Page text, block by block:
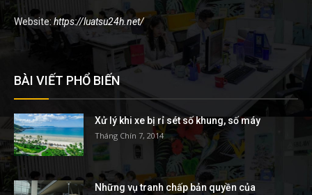
Website: https://luatsu24h.net/
BÀI VIẾT PHỔ BIẾN
Xử lý khi xe bị rỉ sét số khung, số máy
Tháng Chín 7, 2014
Những vụ tranh chấp bản quyền của